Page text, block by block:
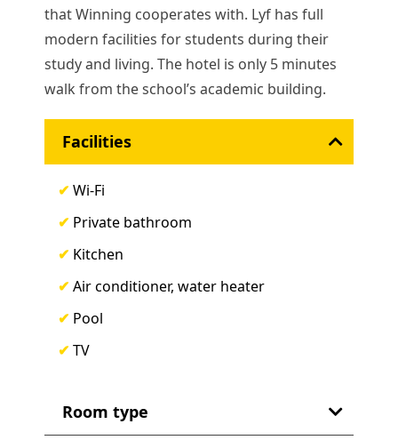
that Winning cooperates with. Lyf has full
modern facilities for students during their
study and living. The hotel is only 5 minutes
walk from the school’s academic building.
Facilities
✔ Wi-Fi
✔ Private bathroom
✔ Kitchen
✔ Air conditioner, water heater
✔ Pool
✔ TV
Room type